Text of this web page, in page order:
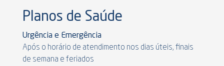
Planos de Saúde
Urgência e Emergência
Após o horário de atendimento nos dias úteis, finais
de semana e feriados